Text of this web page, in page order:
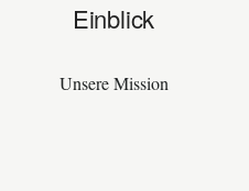
Einblick
Unsere Mission